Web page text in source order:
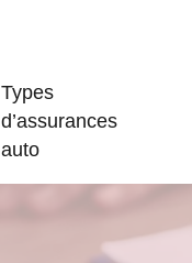
Types
d’assurances
auto